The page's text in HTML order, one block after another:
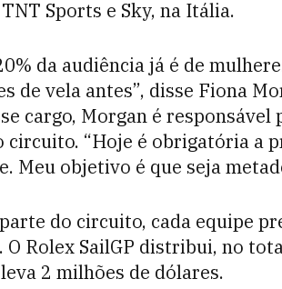
Sports e Sky, na Itália.
da audiência já é de
de vela antes”, disse Fiona
cargo, Morgan é
circuito. “Hoje é obrigatória a
Meu objetivo é que seja
do circuito, cada equipe
O Rolex SailGP distribui, no
2 milhões de dólares.